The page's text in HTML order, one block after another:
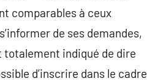
comparables à ceux
de ses demandes,
indiqué de dire
d’inscrire dans le cadre